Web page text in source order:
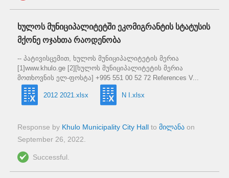
ხულოს მუნიციპალიტეტში ეკომიგრანტის სტატუსის
მქონე ოჯახთა რაოდენობა
-- პატივისცემით, ხულოს მუნიციპალიტეტის მერია
[1]www.khulo.ge [2][ხულოს მუნიციპალიტეტის მერია
მოთხოვნის ელ-ფოსტა] +995 551 00 52 72 References V...
2012 2021.xlsx N I.xlsx
Response by Khulo Municipality City Hall to მილანა on
September 26, 2022.
Successful.